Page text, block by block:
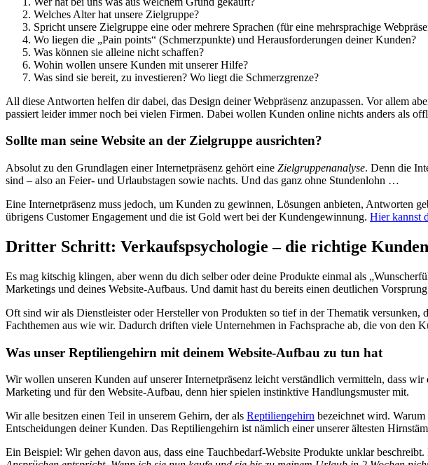
Welches Alter hat unsere Zielgruppe?
Spricht unsere Zielgruppe eine oder mehrere Sprachen (für eine mehrsprachige
Wo liegen die „Pain points“ (Schmerzpunkte) und Herausforderungen deiner Kunden?
Was können sie alleine nicht schaffen?
Wohin wollen unsere Kunden mit unserer Hilfe?
Was sind sie bereit, zu investieren? Wo liegt die Schmerzgrenze?
All diese Antworten helfen dir dabei, das Design deiner Webpräsenz anzupassen. Vor allem
passiert leider immer noch bei vielen Firmen. Dabei wollen Kunden online nichts anders als
Sollte man seine Website an der Zielgruppe ausrichten?
Absolut zu den Grundlagen einer Internetpräsenz gehört eine Zielgruppenanalyse. Denn die
sind – also an Feier- und Urlaubstagen sowie nachts. Und das ganz ohne Stundenlohn …
Eine Internetpräsenz muss jedoch, um Kunden zu gewinnen, Lösungen anbieten, Antworten
übrigens Customer Engagement und die ist Gold wert bei der Kundengewinnung. Hier kannst
Dritter Schritt: Verkaufspsychologie – die richtige
Es mag kitschig klingen, aber wenn du dich selber oder deine Produkte einmal als
Marketings und deines Website-Aufbaus. Und damit hast du bereits einen deutlichen
Oft sind wir als Dienstleister oder Hersteller von Produkten so tief in der Thematik
Fachthemen aus wie wir. Dadurch driften viele Unternehmen in Fachsprache ab, die von den
Was unser Reptiliengehirn mit deinem Website-Aufbau zu tun hat
Wir wollen unseren Kunden auf unserer Internetpräsenz leicht verständlich vermitteln, dass
Marketing und für den Website-Aufbau, denn hier spielen instinktive Handlungsmuster mit.
Wir alle besitzen einen Teil in unserem Gehirn, der als Reptiliengehirn bezeichnet wird.
Entscheidungen deiner Kunden. Das Reptiliengehirn ist nämlich einer unserer ältesten
Ein Beispiel: Wir gehen davon aus, dass eine Tauchbedarf-Website Produkte unklar